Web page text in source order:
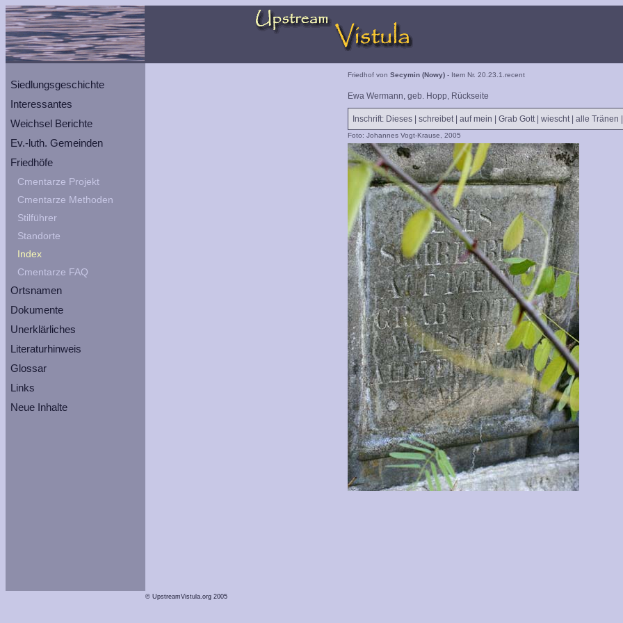
Siedlungsgeschichte
Interessantes
Weichsel Berichte
Ev.-luth. Gemeinden
Friedhöfe
Cmentarze Projekt
Cmentarze Methoden
Stilführer
Standorte
Index
Cmentarze FAQ
Ortsnamen
Dokumente
Unerklärliches
Literaturhinweis
Glossar
Links
Neue Inhalte
Friedhof von Secymin (Nowy)- Item Nr. 20.23.1.recent
Ewa Wermann, geb. Hopp, Rückseite
Inschrift: Dieses | schreibet | auf mein | Grab Gott | wiescht | alle Tränen
Foto: Johannes Vogt-Krause, 2005
© UpstreamVistula.org 2005